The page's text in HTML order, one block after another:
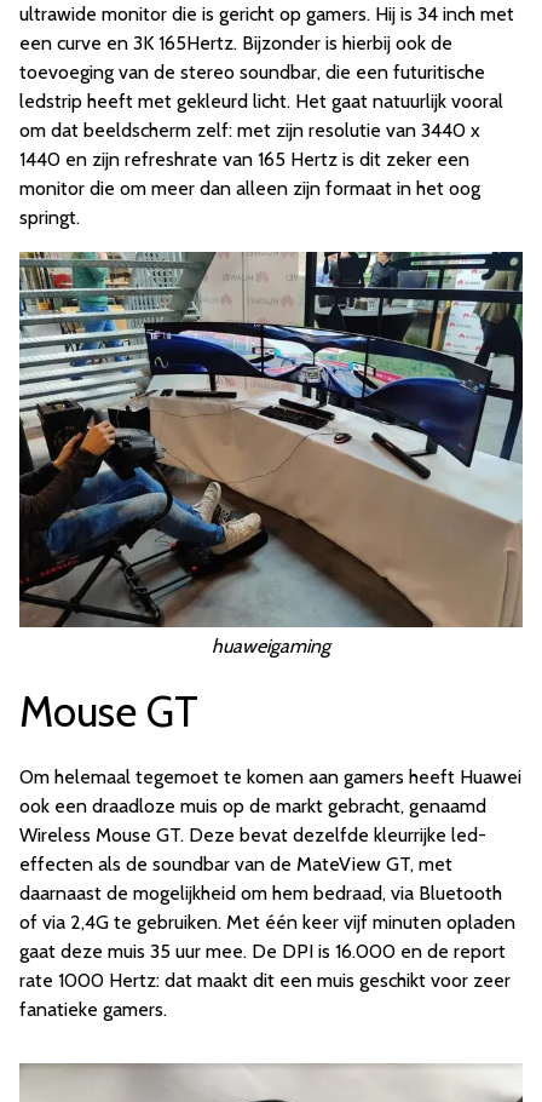
ultrawide monitor die is gericht op gamers. Hij is 34 inch met
een curve en 3K 165Hertz. Bijzonder is hierbij ook de
toevoeging van de stereo soundbar, die een futuritische
ledstrip heeft met gekleurd licht. Het gaat natuurlijk vooral
om dat beeldscherm zelf: met zijn resolutie van 3440 x
1440 en zijn refreshrate van 165 Hertz is dit zeker een
monitor die om meer dan alleen zijn formaat in het oog
springt.
huaweigaming
Mouse GT
Om helemaal tegemoet te komen aan gamers heeft Huawei
ook een draadloze muis op de markt gebracht, genaamd
Wireless Mouse GT. Deze bevat dezelfde kleurrijke led-
effecten als de soundbar van de MateView GT, met
daarnaast de mogelijkheid om hem bedraad, via Bluetooth
of via 2,4G te gebruiken. Met één keer vijf minuten opladen
gaat deze muis 35 uur mee. De DPI is 16.000 en de report
rate 1000 Hertz: dat maakt dit een muis geschikt voor zeer
fanatieke gamers.